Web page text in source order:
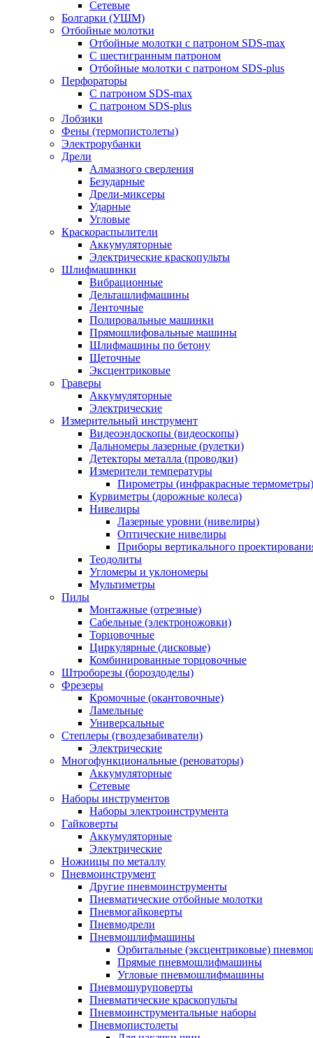
Сетевые
Болгарки (УШМ)
Отбойные молотки
Отбойные молотки с патроном SDS-max
С шестигранным патроном
Отбойные молотки с патроном SDS-plus
Перфораторы
С патроном SDS-max
С патроном SDS-plus
Лобзики
Фены (термопистолеты)
Электрорубанки
Дрели
Алмазного сверления
Безударные
Дрели-миксеры
Ударные
Угловые
Краскораспылители
Аккумуляторные
Электрические краскопульты
Шлифмашинки
Вибрационные
Дельташлифмашины
Ленточные
Полировальные машинки
Прямошлифовальные машины
Шлифмашины по бетону
Щеточные
Эксцентриковые
Граверы
Аккумуляторные
Электрические
Измерительный инструмент
Видеоэндоскопы (видеоскопы)
Дальномеры лазерные (рулетки)
Детекторы металла (проводки)
Измерители температуры
Пирометры (инфракрасные термометры)
Курвиметры (дорожные колеса)
Нивелиры
Лазерные уровни (нивелиры)
Оптические нивелиры
Приборы вертикального
Теодолиты
Угломеры и уклономеры
Мультиметры
Пилы
Монтажные (отрезные)
Сабельные (электроножовки)
Торцовочные
Циркулярные (дисковые)
Комбинированные торцовочные
Штроборезы (бороздоделы)
Фрезеры
Кромочные (окантовочные)
Ламельные
Универсальные
Степлеры (гвоздезабиватели)
Электрические
Многофункциональные (реноваторы)
Аккумуляторные
Сетевые
Наборы инструментов
Наборы электроинструмента
Гайковерты
Аккумуляторные
Электрические
Ножницы по металлу
Пневмоинструмент
Другие пневмоинструменты
Пневматические отбойные молотки
Пневмогайковерты
Пневмодрели
Пневмошлифмашины
Орбитальные (эксцентриковые)
Прямые пневмошлифмашины
Угловые пневмошлифмашины
Пневмошуруповерты
Пневматические краскопульты
Пневмоинструментальные наборы
Пневмопистолеты